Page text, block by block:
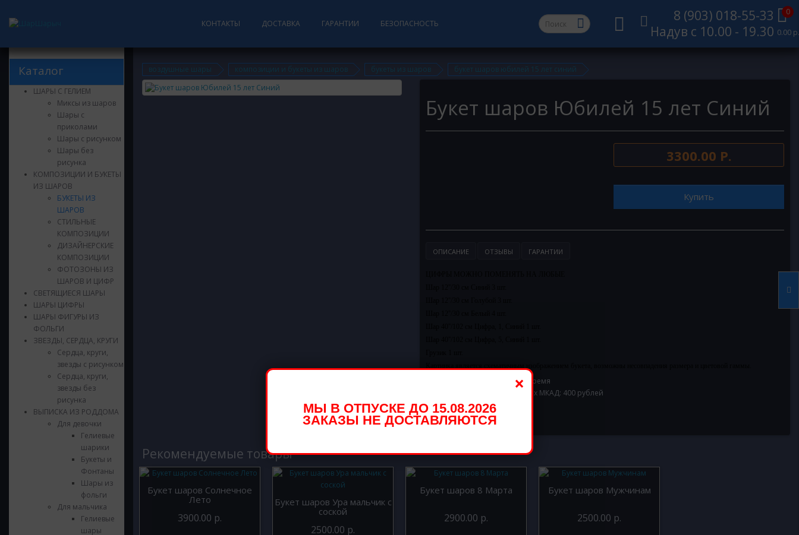
КОНТАКТЫ ДОСТАВКА ГАРАНТИИ БЕЗОПАСНОСТЬ
8 (903) 018-55-33
Надув с 10.00 - 19.30
0
0.00 р.
Каталог
ШАРЫ С ГЕЛИЕМ
Миксы из шаров
Шары с
приколами
Шары с рисунком
Шары без
рисунка
КОМПОЗИЦИИ И БУКЕТЫ
ИЗ ШАРОВ
БУКЕТЫ ИЗ
ШАРОВ
СТИЛЬНЫЕ
КОМПОЗИЦИИ
ДИЗАЙНЕРСКИЕ
КОМПОЗИЦИИ
ФОТОЗОНЫ ИЗ
ШАРОВ И ЦИФР
СВЕТЯЩИЕСЯ ШАРЫ
ШАРЫ ЦИФРЫ
ШАРЫ ФИГУРЫ ИЗ
ФОЛЬГИ
ЗВЕЗДЫ, СЕРДЦА, КРУГИ
Сердца, круги,
звезды с рисунком
Сердца, круги,
звезды без
рисунка
ВЫПИСКА ИЗ РОДДОМА
Для девочки
Гелиевые
шарики
Букеты и
Фонтаны
Шары из
фольги
Для мальчика
Гелиевые
шары
воздушные шары композиции и букеты из шаров букеты из шаров букет шаров юбилей 15 лет синий
Букет шаров Юбилей 15 лет Синий
3300.00 Р.
Купить
ОПИСАНИЕ ОТЗЫВЫ ГАРАНТИИ
Доставим в удобное для Вас время
Стоимость доставки в пределах МКАД: 400 рублей
Рекомендуемые товары
Букет шаров Солнечное
Лето
3900.00 р.
Букет шаров Ура мальчик с
соской
2500.00 р.
Букет шаров 8 Марта
2900.00 р.
Букет шаров Мужчинам
2500.00 р.
×
МЫ В ОТПУСКЕ ДО 15.08.2026
ЗАКАЗЫ НЕ ДОСТАВЛЯЮТСЯ